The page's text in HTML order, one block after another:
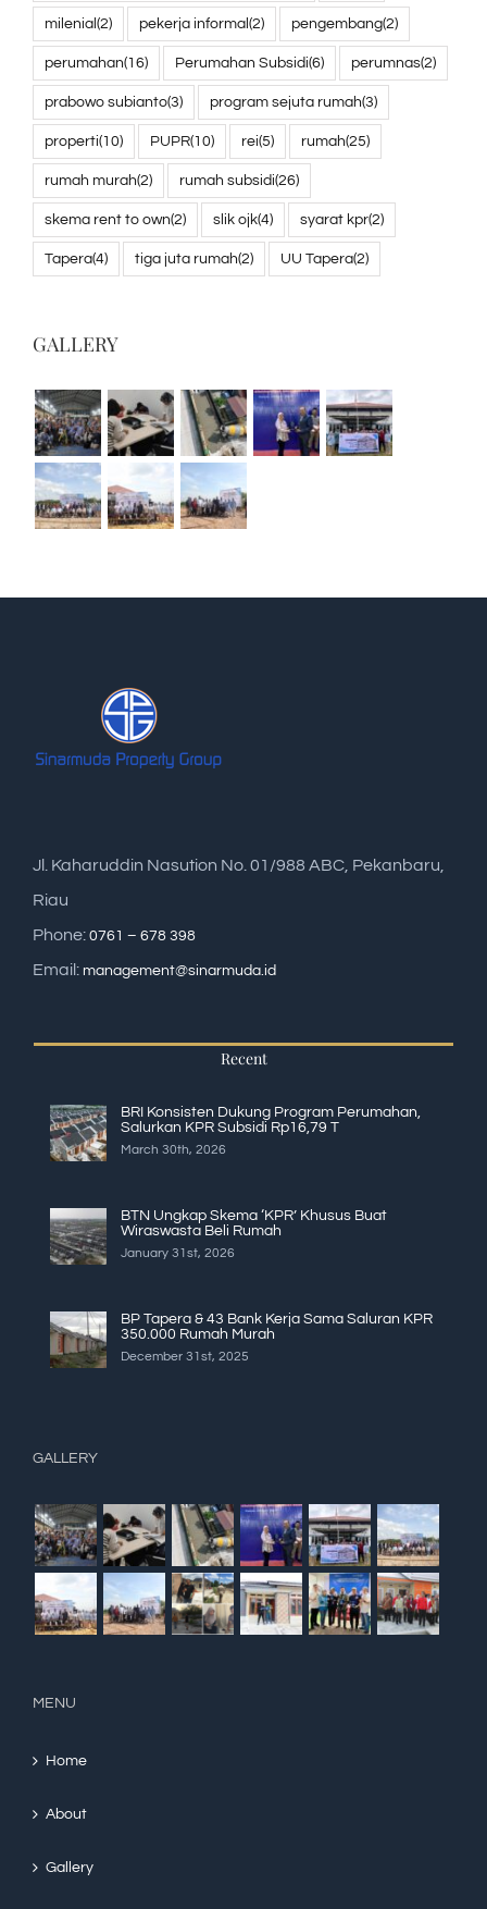
milenial (2) pekerja informal (2) pengembang(2)
perumahan(16) Perumahan Subsidi(6) perumnas(2)
prabowo subianto(3) program sejuta rumah(3)
properti(10) PUPR(10) rei(5) rumah(25)
rumah murah(2) rumah subsidi(26)
skema rent to own(2) slik ojk(4) syarat kpr(2)
Tapera(4) tiga juta rumah(2) UU Tapera(2)
GALLERY
Jl. Kaharuddin Nasution No. 01/988 ABC, Pekanbaru,
Riau
Phone: 0761 – 678 398
Email: management@sinarmuda.id
Recent
BRI Konsisten Dukung Program Perumahan,
Salurkan KPR Subsidi Rp16,79 T
March 30th, 2026
BTN Ungkap Skema ‘KPR’ Khusus Buat
Wiraswasta Beli Rumah
January 31st, 2026
BP Tapera & 43 Bank Kerja Sama Saluran KPR
350.000 Rumah Murah
December 31st, 2025
GALLERY
MENU
Home
About
Gallery